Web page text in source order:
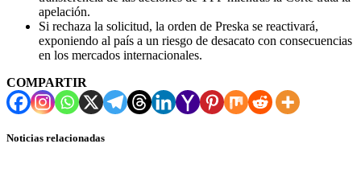
apelación.
Si rechaza la solicitud, la orden de Preska se reactivará,
exponiendo al país a un riesgo de desacato con consecuencias
en los mercados internacionales.
COMPARTIR
Noticias relacionadas